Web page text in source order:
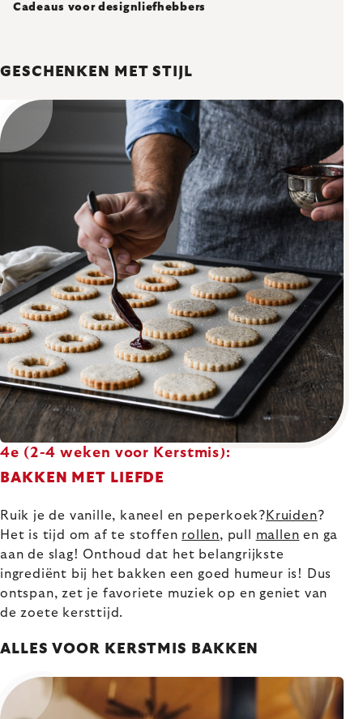
Cadeaus voor designliefhebbers
GESCHENKEN MET STIJL
4e (2-4 weken voor Kerstmis):
BAKKEN MET LIEFDE
Ruik je de vanille, kaneel en peperkoek? Kruiden?
Het is tijd om af te stoffen rollen, pull mallen en ga
aan de slag! Onthoud dat het belangrijkste
ingrediënt bij het bakken een goed humeur is! Dus
ontspan, zet je favoriete muziek op en geniet van
de zoete kersttijd.
ALLES VOOR KERSTMIS BAKKEN